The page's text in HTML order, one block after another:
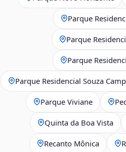
Parque
Parque
Parque
Parque Residencial Souza
Parque Viviane
Quinta da Boa Vista
Recanto Mônica